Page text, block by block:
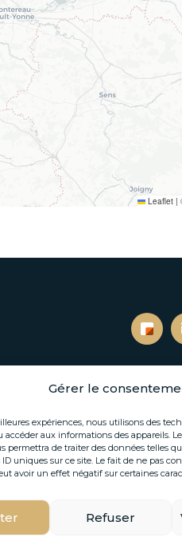
Gérer le
expériences, nous utilisons des
accéder aux informations des appareils.
permettra de traiter des données telles
uniques sur ce site. Le fait de ne pas
avoir un effet négatif sur certaines
Refuser
Leaflet |
S’inscrire à notre
immobilières et actualités